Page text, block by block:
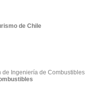
de Chile
Ingeniería de Combustibles